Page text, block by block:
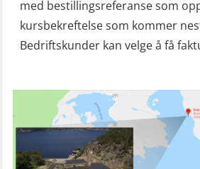
båt m/mørkekjøring –
(OSE114)
båt m/mørkekjøring
(OSE151)
Mann-Over-Bord
båt u/mørkekjøring –
med bestillingsreferanse som
kursbekreftelse som kommer
Bedriftskunder kan velge å få